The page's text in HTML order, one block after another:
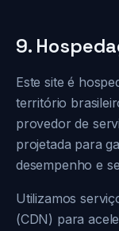
9.
Este site é
território
provedor de
projetada para
desempenho e
Utilizamos
(CDN) para